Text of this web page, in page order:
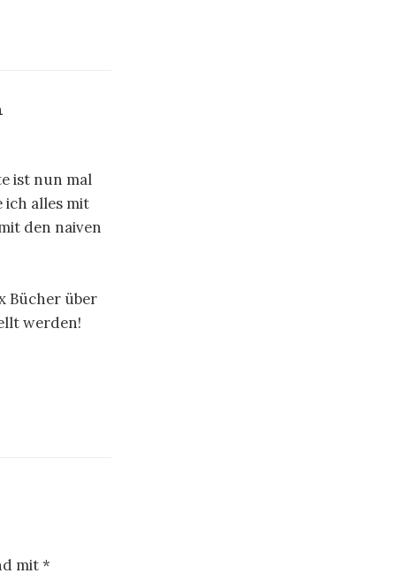
ist nun mal
ich alles mit
den naiven
Bücher über
werden!
mit*